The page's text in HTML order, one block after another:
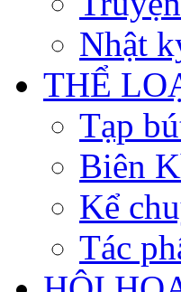
Nhật
THỂ
Tạp
Biên
Kể
Tác